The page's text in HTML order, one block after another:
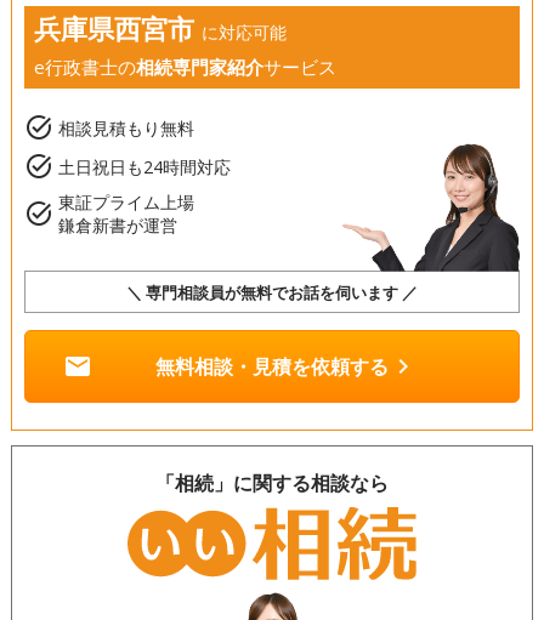
兵庫県西宮市 に対応可能
e行政書士の相続専門家紹介サービス
task_alt 相談見積もり無料
task_alt 土日祝日も24時間対応
task_alt 東証プライム上場
鎌倉新書が運営
＼ 専門相談員が無料でお話を伺います ／
mail 無料相談・見積を依頼する chevron_right
「相続」に関する相談なら